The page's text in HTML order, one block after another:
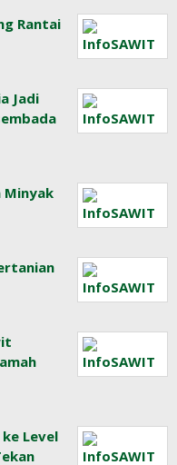
Rantai
Jadi
Minyak
Level